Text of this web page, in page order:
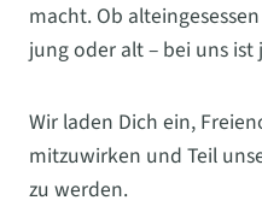
macht. Ob
jung oder alt – bei uns
Wir laden Dich ein,
mitzuwirken und Teil
zu werden.